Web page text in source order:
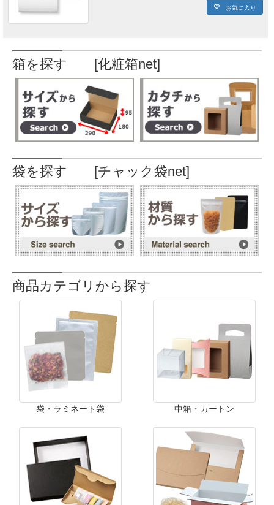
お気に入り
箱を探す [化粧箱net]
袋を探す [チャック袋net]
商品カテゴリから探す
袋・ラミネート袋 中箱・カートン